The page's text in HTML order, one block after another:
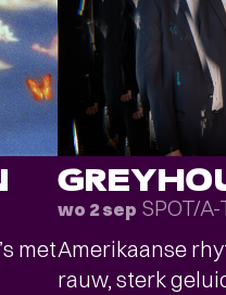
met
wo 2 sep SPOT/
Amerikaanse
rauw, sterk